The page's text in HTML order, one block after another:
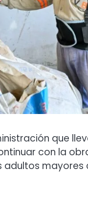
que
con la
mayores